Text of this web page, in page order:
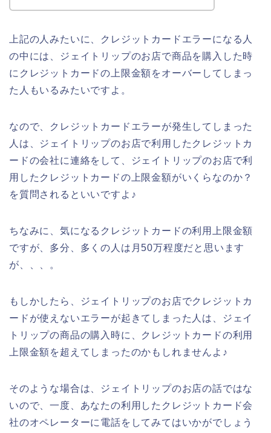
上記の人みたいに、クレジットカードエラーになる人
の中には、ジェイトリップのお店で商品を購入した時
にクレジットカードの上限金額をオーバーしてしまっ
た人もいるみたいですよ。
なので、クレジットカードエラーが発生してしまった
人は、ジェイトリップのお店で利用したクレジットカ
ードの会社に連絡をして、ジェイトリップのお店で利
用したクレジットカードの上限金額がいくらなのか？
を質問されるといいですよ♪
ちなみに、気になるクレジットカードの利用上限金額
ですが、多分、多くの人は月50万程度だと思います
が、、、。
もしかしたら、ジェイトリップのお店でクレジットカ
ードが使えないエラーが起きてしまった人は、ジェイ
トリップの商品の購入時に、クレジットカードの利用
上限金額を超えてしまったのかもしれませんよ♪
そのような場合は、ジェイトリップのお店の話ではな
いので、一度、あなたの利用したクレジットカード会
社のオペレーターに電話をしてみてはいかがでしょう